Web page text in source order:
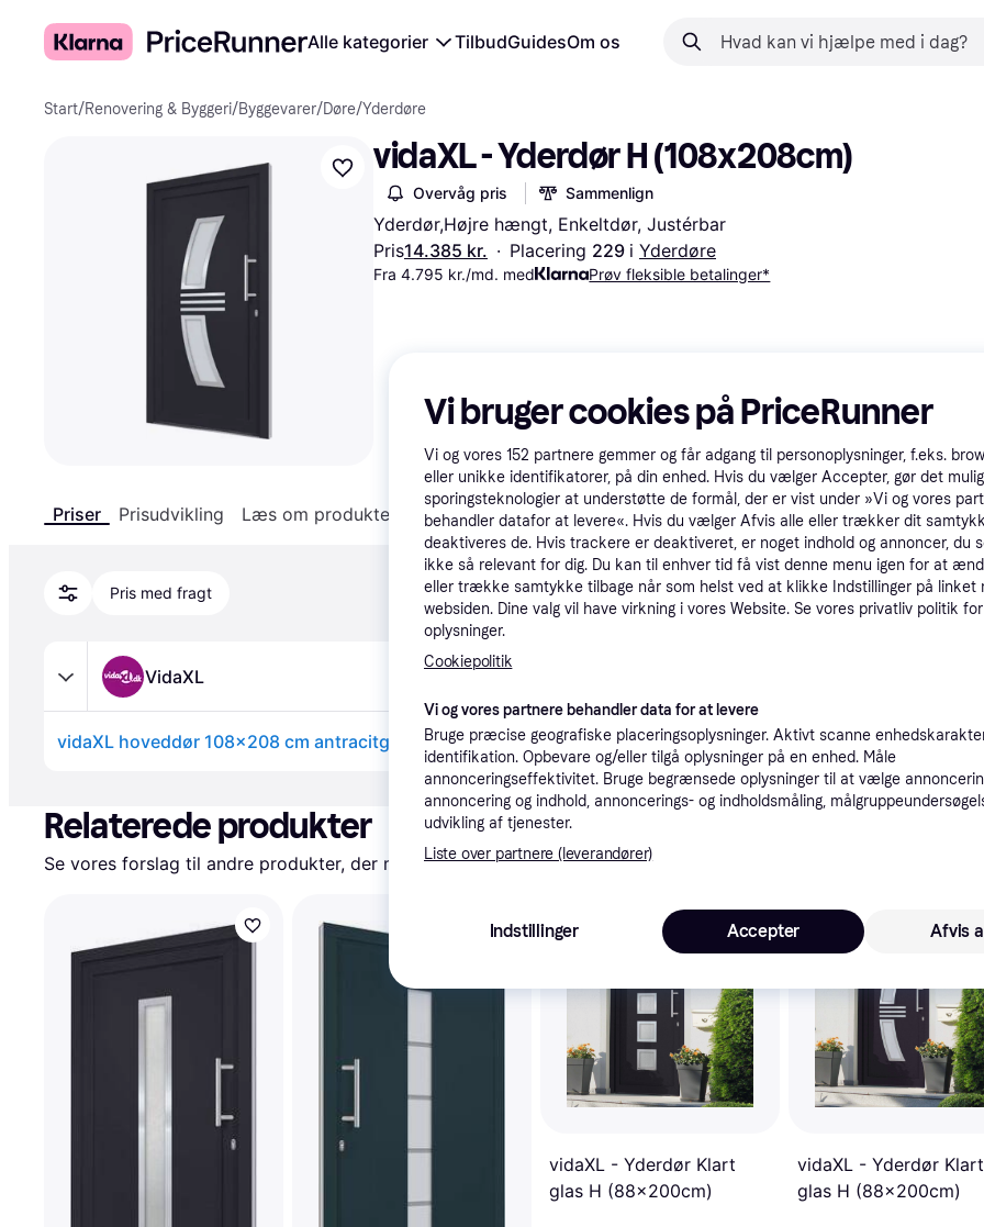
Alle kategorier TilbudGuidesOm os
Start/Renovering & Byggeri/Byggevarer/Døre/Yderdøre
vidaXL - Yderdør H (108x208cm)
Overvåg pris Sammenlign
Yderdør,Højre hængt, Enkeltdør, Justérbar
Pris14.385 kr. · Placering 229 i Yderdøre
Fra 4.795 kr./md. med Prøv fleksible betalinger*
Priser Prisudvikling Læs om produktet Specifikationer
Pris med fragt
VidaXL
vidaXL hoveddør 108x208 cm antracitgrå Fri fragt,5 dage
Relaterede produkter
Se vores forslag til andre produkter, der matcher dine interesser.
vidaXL - Yderdør Klart
glas H (88x200cm)
vidaXL - Yderdør Klart
glas H (88x200cm)
Vi bruger cookies på PriceRunner
Vi og vores 152 partnere gemmer og får adgang til personoplysninger, f.eks.
eller unikke identifikatorer, på din enhed. Hvis du vælger Accepter, gør det
sporingsteknologier at understøtte de formål, der er vist under »Vi og vores
behandler datafor at levere«. Hvis du vælger Afvis alle eller trækker dit
deaktiveres de. Hvis trackere er deaktiveret, er noget indhold og annoncer, du
ikke så relevant for dig. Du kan til enhver tid få vist denne menu igen for at
eller trække samtykke tilbage når som helst ved at klikke Indstillinger på linket
websiden. Dine valg vil have virkning i vores Website. Se vores privatliv politik
oplysninger.
Cookiepolitik
Vi og vores partnere behandler data for at levere
Bruge præcise geografiske placeringsoplysninger. Aktivt scanne
identifikation. Opbevare og/eller tilgå oplysninger på en enhed. Måle
annonceringseffektivitet. Bruge begrænsede oplysninger til at vælge
annoncering og indhold, annoncerings- og indholdsmåling,
udvikling af tjenester.
Liste over partnere (leverandører)
Indstillinger Afvis
Accepter